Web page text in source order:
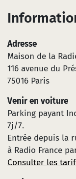
Adresse
Maison de la
116 avenue du
75016 Paris
Venir en voiture
Parking payant
7j/7.
Entrée depuis la
à Radio France
Consulter les